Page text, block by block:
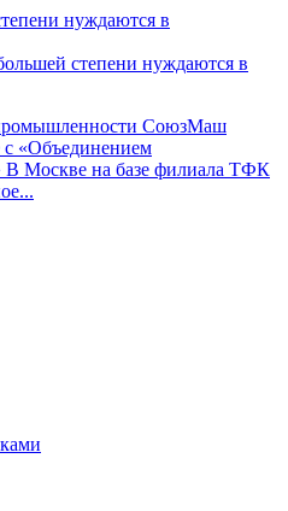
степени нуждаются в
СоюзМаш
с «Объединением
В Москве на базе филиала ТФК